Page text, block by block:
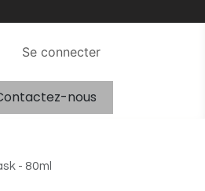
Se connecter
nous
- 80ml